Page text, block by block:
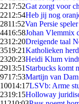
2217:52Gat zorgt voor
2212:54Heb jij nog
2811:52Van Persie
4416:58Johan Vlemmix
2312:20Dreigende taal
3519:21Katholieken
2320:23Heidi Klum
2913:51 Starbucks komt
9717:53Martijn van
10014:17LSVb: Arme
2319:15Holloway